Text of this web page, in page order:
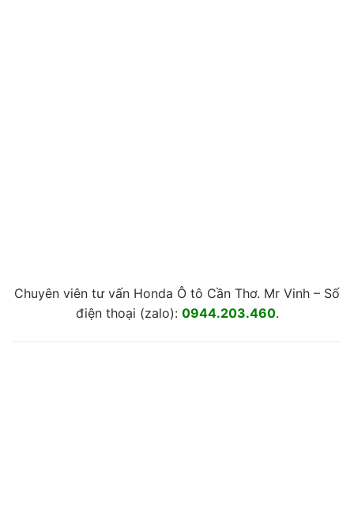
Chuyên viên tư vấn Honda Ô tô Cần Thơ. Mr Vinh – Số
điện thoại (zalo): 0944.203.460.